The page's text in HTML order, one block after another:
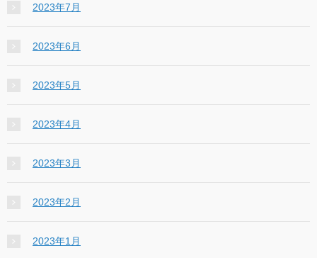
2023年7月
2023年6月
2023年5月
2023年4月
2023年3月
2023年2月
2023年1月